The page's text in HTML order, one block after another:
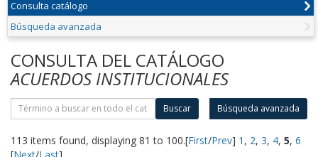
Consulta catálogo
Búsqueda avanzada
CONSULTA DEL CATÁLOGO
ACUERDOS INSTITUCIONALES
Buscar Búsqueda avanzada
113 items found, displaying 81 to 100.[First/Prev] 1 , 2, 3, 4, 5, 6